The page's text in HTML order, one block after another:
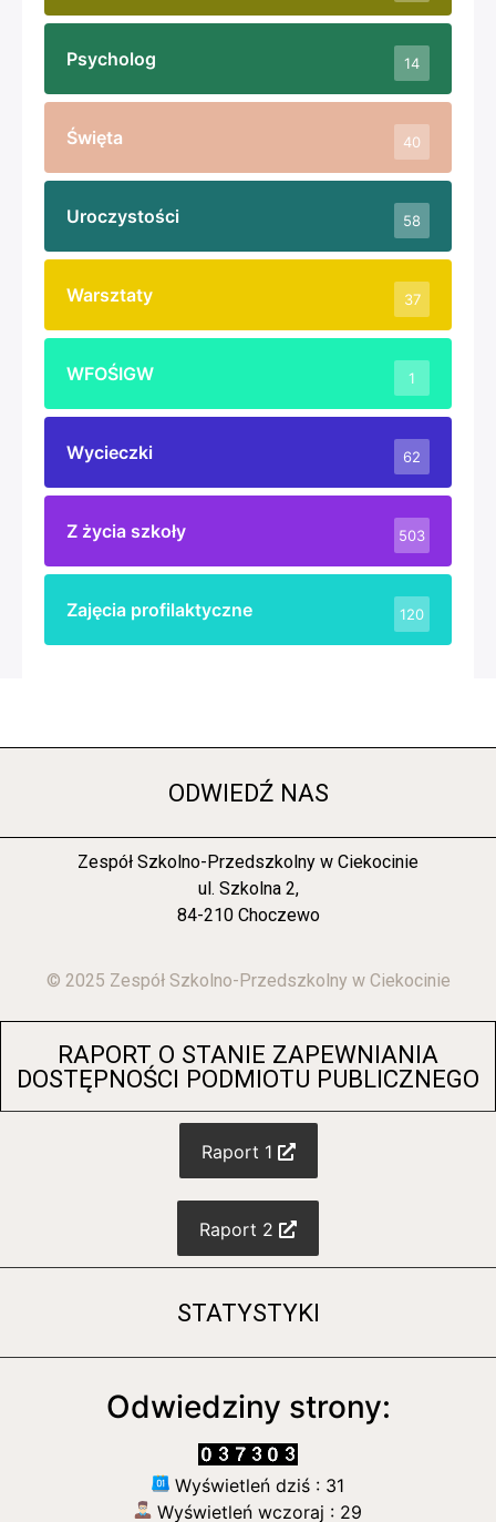
W dniach 3-5 października bieżącego roku,
młodzież z klas VI – VIII Zespołu Szkolno-
nauczycielami G. Książkiem i T. Wojciechowskim
po raz drugi wzięła udział w pieszej wyprawie
edukacyjno-historycznej – XX Rajdzie Szlakami
Żołnierzy Wyklętych im. mjr. Józefa Kurasia
„Ognia”.(więcej…)
Konkurs plastyczny „Cuda Pani Jesieni”
rozstrzygnięty!
oddziału przedszkolnego i zerówki. W konkursie
wzięło udział 16 uczestników – po ośmioro dzieci z
każdej grupy wiekowej. Prace zachwycały
pomysłowością i różnorodnością technik. Uczestnicy
przygotowali zarówno kompozycje płaskie, jak i
formy przestrzenne, wykonane z darów jesieni: liści,
kasztanów, żołędzi, szyszek i jarzębiny.
„Skrzat. Nowy początek”- wizyta w kinie klas I-
IV
3 października 2026 rokuuczniowie klas 1–4